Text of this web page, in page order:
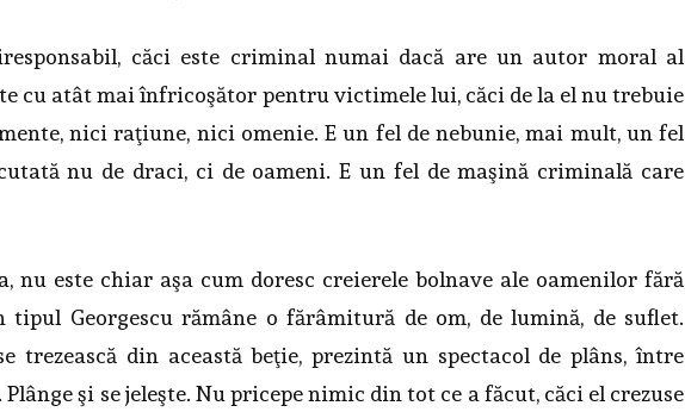
căci este criminal numai dacă are un autor moral al
cu atât mai înfrico­şător pentru victimele lui, căci de la el nu trebuie
nici raţiune, nici omenie. E un fel de nebunie, mai mult, un fel
nu de draci, ci de oa­meni. E un fel de maşină criminală care
nu este chiar aşa cum doresc creierele bolnave ale oamenilor fără
tipul Georgescu rămâne o fărâmitură de om, de lumină, de suflet.
trezească din această beţie, prezintă un spectacol de plâns, între
şi se je­leşte. Nu pricepe nimic din tot ce a făcut, căci el crezuse